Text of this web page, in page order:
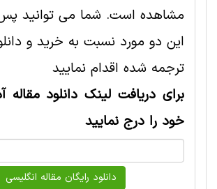
مشاهده است. شما می توانید
این دو مورد نسبت به خرید و
ترجمه شده اقدام نمایید
برای دریافت لینک دانلود
خود را درج نمایید